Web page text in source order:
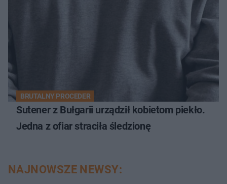
BRUTALNY PROCEDER
Sutener z Bułgarii urządził kobietom piekło.
Jedna z ofiar straciła śledzionę
NAJNOWSZE NEWSY: